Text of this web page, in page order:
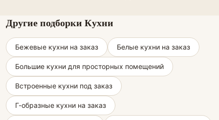
Другие подборки Кухни
Бежевые кухни на заказ Белые кухни на заказ
Большие кухни для просторных помещений
Встроенные кухни под заказ
Г-образные кухни на заказ